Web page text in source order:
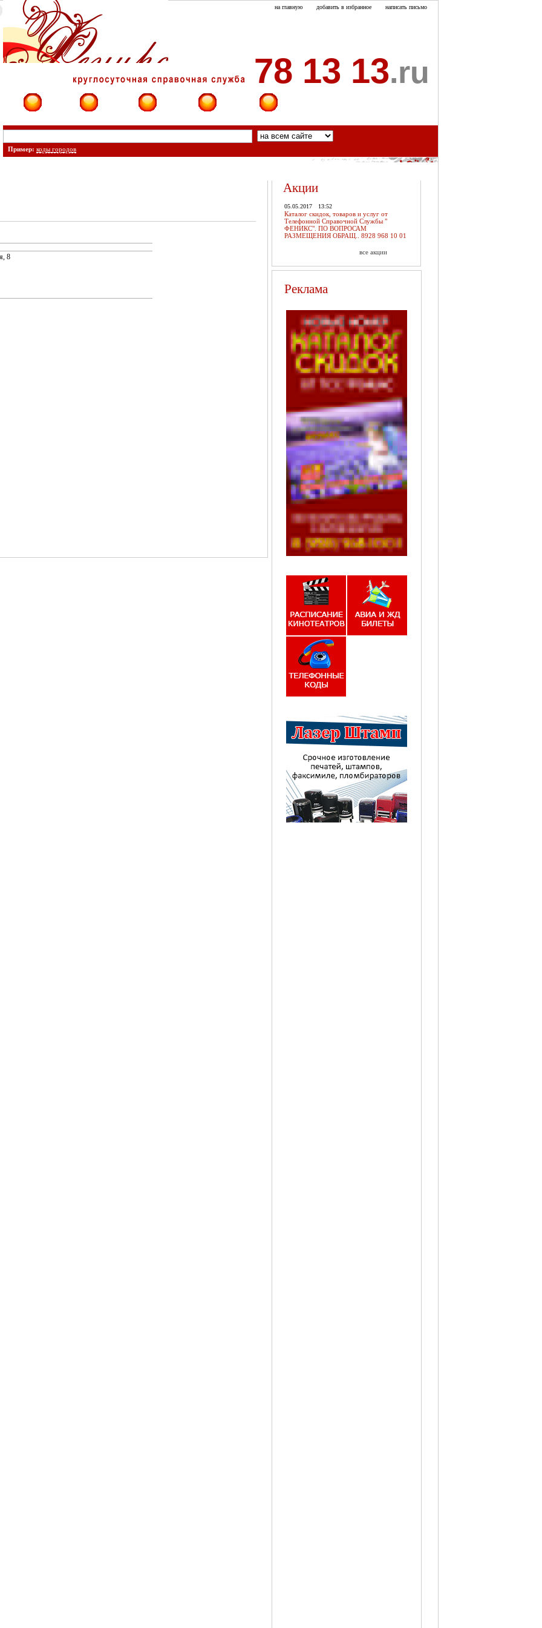
на главную добавить в избранное написать письмо
78 13 13.ru
Пример: коды городов
8
Акции
05.05.2017 13:52
Каталог скидок, товаров и услуг от
Телефонной Справочной Службы "
ФЕНИКС". ПО ВОПРОСАМ
РАЗМЕЩЕНИЯ ОБРАЩ.. 8928 968 10 01
все акции
Реклама